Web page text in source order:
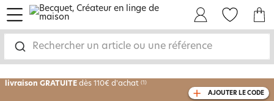
Rechercher un article ou une référence
menu
-30% sur votre commandedès 2 articles
achetés
AJOUTER LE CODE